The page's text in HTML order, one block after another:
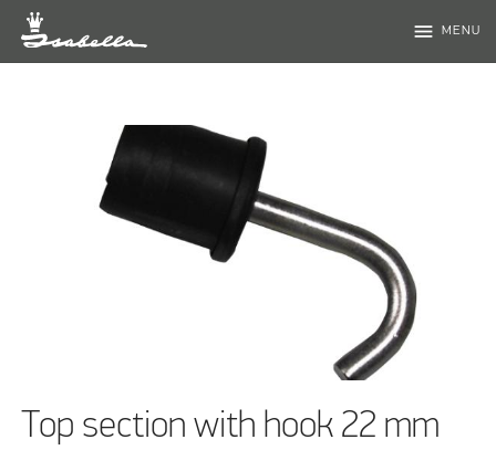
menu MENU
Top section with hook 22 mm